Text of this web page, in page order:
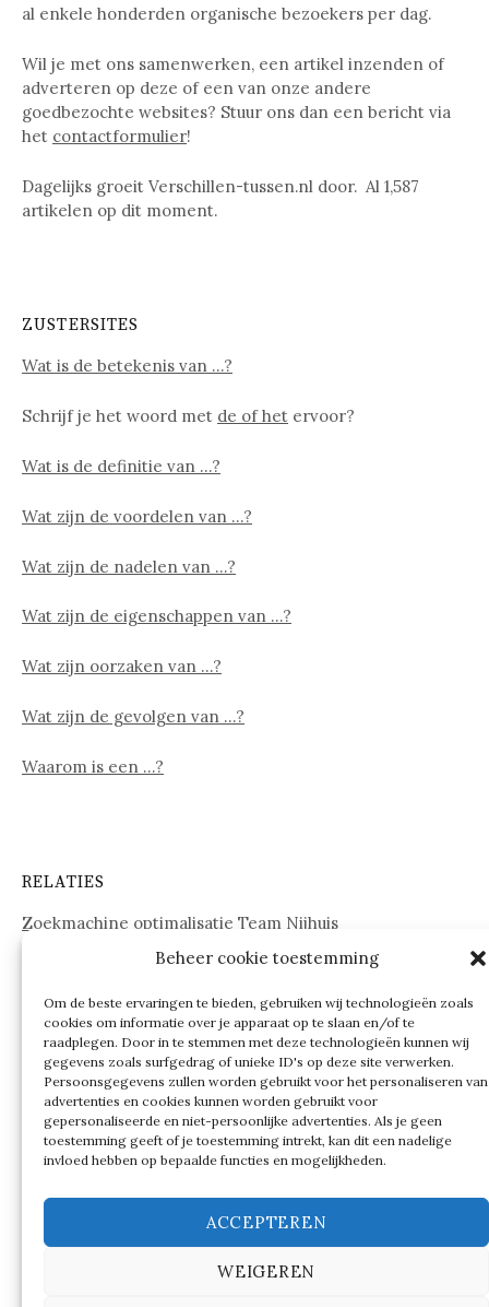
Beheer cookie toestemming
Om de beste ervaringen te bieden, gebruiken wij technologieën zoals
cookies om informatie over je apparaat op te slaan en/of te
raadplegen. Door in te stemmen met deze technologieën kunnen wij
gegevens zoals surfgedrag of unieke ID's op deze site verwerken.
Persoonsgegevens zullen worden gebruikt voor het personaliseren van
advertenties en cookies kunnen worden gebruikt voor
gepersonaliseerde en niet-persoonlijke advertenties. Als je geen
toestemming geeft of je toestemming intrekt, kan dit een nadelige
invloed hebben op bepaalde functies en mogelijkheden.
ACCEPTEREN
WEIGEREN
al enkele honderden organische bezoekers per dag.
Wil je met ons samenwerken, een artikel inzenden of
adverteren op deze of een van onze andere
goedbezochte websites? Stuur ons dan een bericht via
het contactformulier!
Dagelijks groeit Verschillen-tussen.nl door. Al 1,587
artikelen op dit moment.
ZUSTERSITES
Wat is de betekenis van …?
Schrijf je het woord met de of het ervoor?
Wat is de definitie van …?
Wat zijn de voordelen van …?
Wat zijn de nadelen van …?
Wat zijn de eigenschappen van …?
Wat zijn oorzaken van …?
Wat zijn de gevolgen van …?
Waarom is een …?
RELATIES
Zoekmachine optimalisatie Team Nijhuis